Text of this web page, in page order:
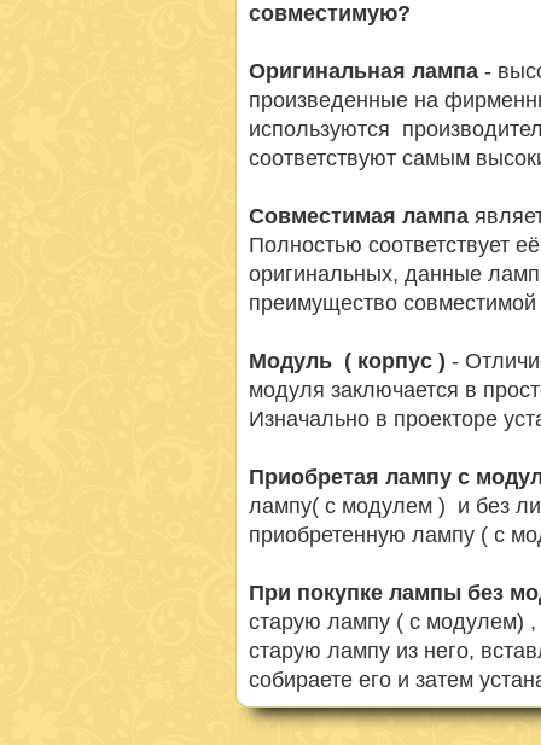
совместимую?
Оригинальная лампа -
произведенные на
используются
соответствуют самым
Совместимая лампа
Полностью соответствует
оригинальных, данные
преимущество
Модуль ( корпус ) -
модуля заключается в
Изначально в проекторе
Приобретая лампу с
лампу( с модулем ) и без
приобретенную лампу ( с
При покупке лампы без
старую лампу ( с модулем) ,
старую лампу из него,
собираете его и затем